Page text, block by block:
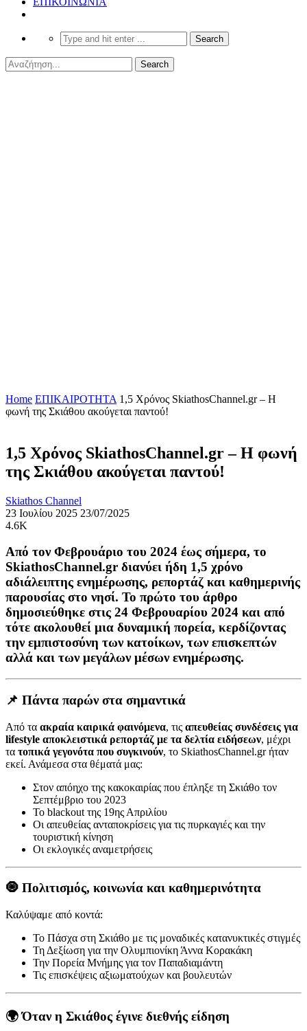
Home ΕΠΙΚΑΙΡΟΤΗΤΑ 1,5 Χρόνος SkiathosChannel.gr – Η
φωνή της Σκιάθου ακούγεται παντού!
1,5 Χρόνος SkiathosChannel.gr – Η φωνή
της Σκιάθου ακούγεται παντού!
Skiathos Channel
23 Ιουλίου 2025 23/07/2025
4.6K
Από τον Φεβρουάριο του 2024 έως σήμερα, το
SkiathosChannel.gr διανύει ήδη 1,5 χρόνο
αδιάλειπτης ενημέρωσης, ρεπορτάζ και καθημερινής
παρουσίας στο νησί. Το πρώτο του άρθρο
δημοσιεύθηκε στις 24 Φεβρουαρίου 2024 και από
τότε ακολουθεί μια δυναμική πορεία, κερδίζοντας
την εμπιστοσύνη των κατοίκων, των επισκεπτών
αλλά και των μεγάλων μέσων ενημέρωσης.
📌 Πάντα παρών στα σημαντικά
Από τα ακραία καιρικά φαινόμενα, τις απευθείας συνδέσεις για
lifestyle αποκλειστικά ρεπορτάζ με τα δελτία ειδήσεων, μέχρι
τα τοπικά γεγονότα που συγκινούν, το SkiathosChannel.gr ήταν
εκεί. Ανάμεσα στα θέματά μας:
Στον απόηχο της κακοκαιρίας που έπληξε τη Σκιάθο τον
Σεπτέμβριο του 2023
Το blackout της 19ης Απριλίου
Οι απευθείας ανταποκρίσεις για τις πυρκαγιές και την
τουριστική κίνηση
Οι εκλογικές αναμετρήσεις
🧿 Πολιτισμός, κοινωνία και καθημερινότητα
Καλύψαμε από κοντά:
Το Πάσχα στη Σκιάθο με τις μοναδικές κατανυκτικές στιγμές
Τη Δεξίωση για την Ολυμπιονίκη Άννα Κορακάκη
Την Πορεία Μνήμης για τον Παπαδιαμάντη
Τις επισκέψεις αξιωματούχων και βουλευτών
🌍 Όταν η Σκιάθος έγινε διεθνής είδηση